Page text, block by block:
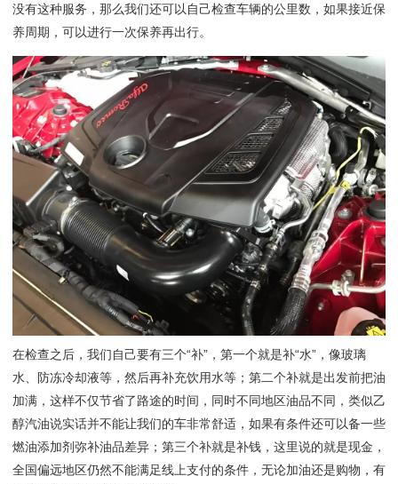
没有这种服务，那么我们还可以自己检查车辆的公里数，如果接近保
养周期，可以进行一次保养再出行。
在检查之后，我们自己要有三个“补”，第一个就是补“水”，像玻璃
水、防冻冷却液等，然后再补充饮用水等；第二个补就是出发前把油
加满，这样不仅节省了路途的时间，同时不同地区油品不同，类似乙
醇汽油说实话并不能让我们的车非常舒适，如果有条件还可以备一些
燃油添加剂弥补油品差异；第三个补就是补钱，这里说的就是现金，
全国偏远地区仍然不能满足线上支付的条件，无论加油还是购物，有